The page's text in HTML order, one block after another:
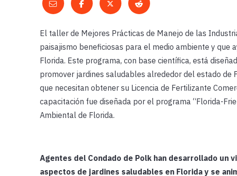
El taller de Mejores Prácticas de Manejo de las
paisajismo beneficiosas para el medio ambiente y
Florida. Este programa, con base científica, está
promover jardines saludables alrededor del estado
que necesitan obtener su Licencia de Fertilizante
capacitación fue diseñada por el programa “Florida-
Ambiental de Florida.
Agentes del Condado de Polk han desarrollado un
aspectos de jardines saludables en Florida y se